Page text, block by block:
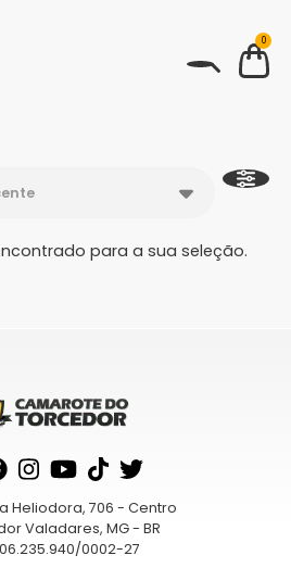
0
para a sua seleção.
Heliodora, 706 - Centro
Valadares, MG - BR
0002-27